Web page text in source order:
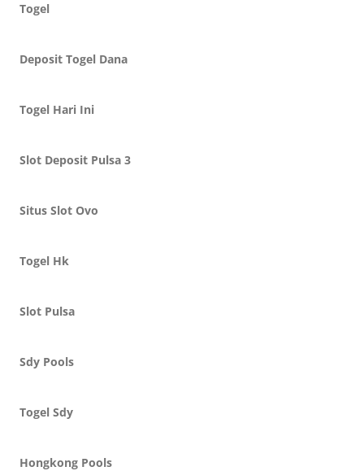
Togel
Deposit Togel Dana
Togel Hari Ini
Slot Deposit Pulsa 3
Situs Slot Ovo
Togel Hk
Slot Pulsa
Sdy Pools
Togel Sdy
Hongkong Pools